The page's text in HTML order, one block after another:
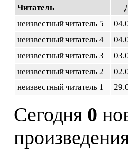
Читатель
неизвестный читатель 5
неизвестный читатель 4
неизвестный читатель 3
неизвестный читатель 2
неизвестный читатель 1
Сегодня 0